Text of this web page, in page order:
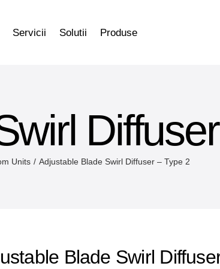
Servicii Solutii Produse
Units Adjustable Blade Swirl Diffuser – Type 2
Blade Swirl